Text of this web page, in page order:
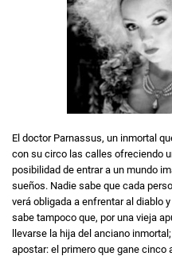
El doctor Parnassus, un inmortal
con su circo las calles ofreciendo
posibilidad de entrar a un mundo
sueños. Nadie sabe que cada
verá obligada a enfrentar al diablo
sabe tampoco que, por una vieja
llevarse la hija del anciano
apostar: el primero que gane cinco